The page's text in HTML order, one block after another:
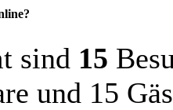
sind 15
und 15